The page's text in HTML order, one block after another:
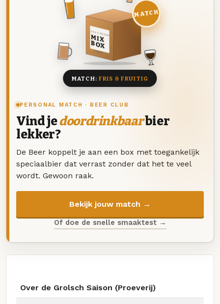
PERSONAL MATCH · BEER CLUB
Vind jedoordrinkbaarbier
lekker?
De Beer koppelt je aan een box met toegankelijk
speciaalbier dat verrast zonder dat het te veel
wordt. Gewoon raak.
Bekijk jouw match →
Of doe de snelle smaaktest →
DEZE MAAND
MIX
BOX
8 BIEREN
MATCH
MATCH: FRIS & FRUITIG
Over de Grolsch Saison (Proeverij)